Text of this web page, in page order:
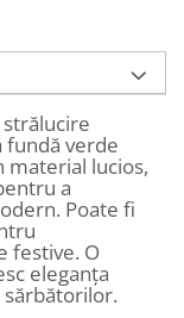
fundă verde
material lucios,
a
Poate fi
festive. O
eleganța